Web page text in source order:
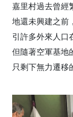
嘉里村過去曾經
地還未興建之前
引許多外來人口
但隨著空軍基地
只剩下無力遷移